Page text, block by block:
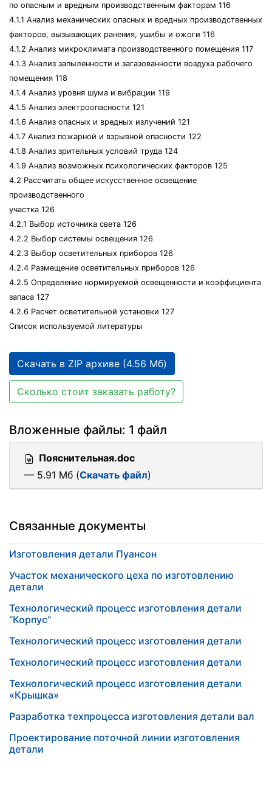
по опасным и вредным производственным факторам 116
4.1.1 Анализ механических опасных и вредных производственных
факторов, вызывающих ранения, ушибы и ожоги 116
4.1.2 Анализ микроклимата производственного помещения 117
4.1.3 Анализ запыленности и загазованности воздуха рабочего
помещения 118
4.1.4 Анализ уровня шума и вибрации 119
4.1.5 Анализ электроопасности 121
4.1.6 Анализ опасных и вредных излучений 121
4.1.7 Анализ пожарной и взрывной опасности 122
4.1.8 Анализ зрительных условий труда 124
4.1.9 Анализ возможных психологических факторов 125
4.2 Рассчитать общее искусственное освещение
производственного
участка 126
4.2.1 Выбор источника света 126
4.2.2 Выбор системы освещения 126
4.2.3 Выбор осветительных приборов 126
4.2.4 Размещение осветительных приборов 126
4.2.5 Определение нормируемой освещенности и коэффициента
запаса 127
4.2.6 Расчет осветительной установки 127
Список используемой литературы
Скачать в ZIP архиве (4.56 Мб)
Сколько стоит заказать работу?
Вложенные файлы: 1 файл
Пояснительная.doc
— 5.91 Мб (Скачать файл)
Связанные документы
Изготовления детали Пуансон
Участок механического цеха по изготовлению
детали
Технологический процесс изготовления детали
”Корпус”
Технологический процесс изготовления детали
Технологический процесс изготовления детали
Технологический процесс изготовления детали
«Крышка»
Разработка техпроцесса изготовления детали вал
Проектирование поточной линии изготовления
детали